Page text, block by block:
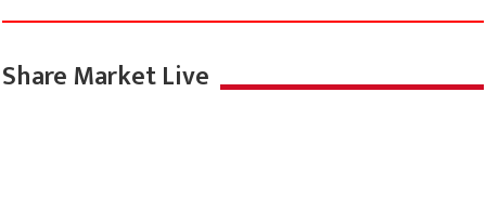
Share Market Live